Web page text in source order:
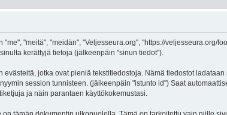
"meitä", "meidän", "Veljesseura.org", "https://veljesseura.org/
kerättyjä tietoja (jälkeenpäin "sinun tiedot").
jotka ovat pieniä tekstitiedostoja. Nämä tiedostot
session tunnisteen. (jälkeenpäin "istunto id") Saat
ja näin parantaen käyttökokemustasi.